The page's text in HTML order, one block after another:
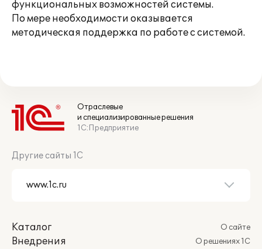
функциональных возможностей системы.
По мере необходимости оказывается
методическая поддержка по работе с системой.
Отраслевые
и специализированные решения
1С:Предприятие
Другие сайты 1С
Каталог
Внедрения
О сайте
О решениях 1С